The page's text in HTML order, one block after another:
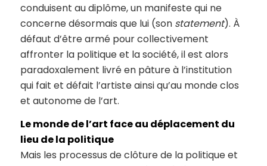
conduisent au diplôme, un manifeste qui ne
concerne désormais que lui (son statement). À
défaut d’être armé pour collectivement
affronter la politique et la société, il est alors
paradoxalement livré en pâture à l’institution
qui fait et défait l’artiste ainsi qu’au monde clos
et autonome de l’art.
Le monde de l’art face au déplacement du
lieu de la politique
Mais les processus de clôture de la politique et